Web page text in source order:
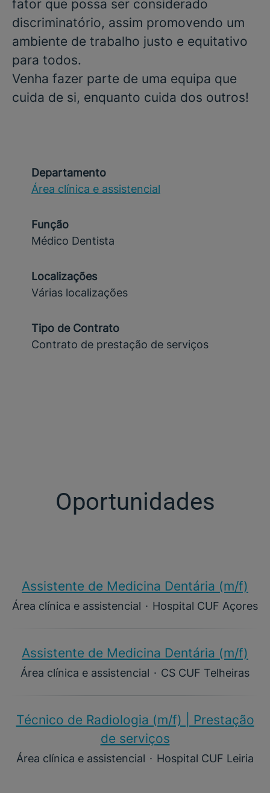
fator que possa ser considerado
discriminatório, assim promovendo um
ambiente de trabalho justo e equitativo
para todos.
Venha fazer parte de uma equipa que
cuida de si, enquanto cuida dos outros!
Departamento
Área clínica e assistencial
Função
Médico Dentista
Localizações
Várias localizações
Tipo de Contrato
Contrato de prestação de serviços
Oportunidades
Assistente de Medicina Dentária (m/f)​
Área clínica e assistencial · Hospital CUF Açores
Assistente de Medicina Dentária (m/f)​
Área clínica e assistencial · CS CUF Telheiras
Técnico de Radiologia (m/f) | Prestação
de serviços
Área clínica e assistencial · Hospital CUF Leiria